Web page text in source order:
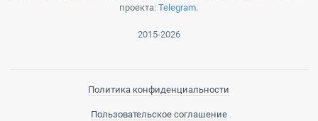
проекта:Telegram.
2015-2026
Политика конфиденциальности
Пользовательское соглашение